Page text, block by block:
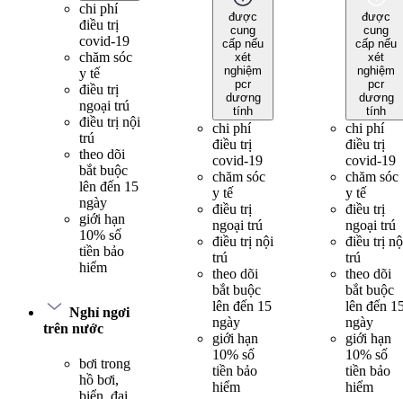
chi phí
điều trị
covid-19
chăm sóc
y tế
điều trị
ngoại trú
điều trị nội
trú
theo dõi
bắt buộc
lên đến 15
ngày
giới hạn
10% số
tiền bảo
hiểm
Nghỉ ngơi
trên nước
bơi trong
hồ bơi,
biển, đại
được
cung
cấp nếu
xét
nghiệm
pcr
dương
tính
chi phí
điều trị
covid-19
chăm sóc
y tế
điều trị
ngoại trú
điều trị nội
trú
theo dõi
bắt buộc
lên đến 15
ngày
giới hạn
10% số
tiền bảo
hiểm
được
cung
cấp nếu
xét
nghiệm
pcr
dương
tính
chi phí
điều trị
covid-19
chăm sóc
y tế
điều trị
ngoại trú
điều trị
trú
theo dõi
bắt buộc
lên đến
ngày
giới hạn
10% số
tiền bảo
hiểm